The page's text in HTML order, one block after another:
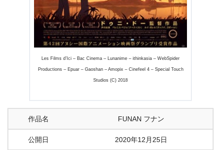
Les Films d’Ici – Bac Cinema – Lunanime – ithinkasia – WebSpider
Productions – Epuar – Gaoshan – Amopix – Cinefeel 4 – Special Touch
Studios (C) 2018
作品名 FUNAN フナン
公開日 2020年12月25日